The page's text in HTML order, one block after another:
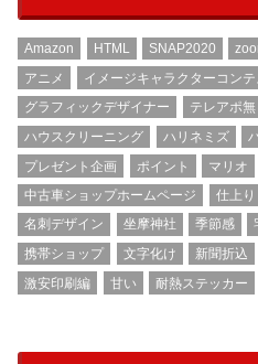
Amazon HTML SNAP2020
アニメ
イメージキャラクターコンテ
グラフィックデザイナー
テレアポ無
ハウスクリーニング
ハリネミズ
プレゼント企画
ポイント マリオ
中古車ショップホームページ
仕上り
名刺デザイン
坐摩神社 季節感
携帯ショップ
文字化け 新聞折込
激安印刷編
甘い 耐熱ステッカー